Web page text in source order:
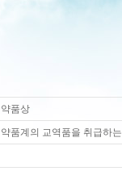
약품상
약품계의 교역품을 취급하